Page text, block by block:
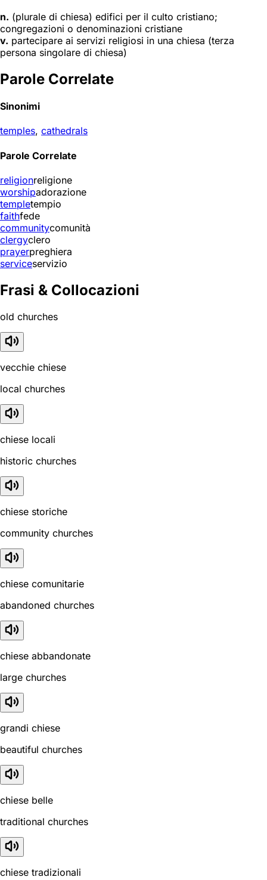
n. (plurale di chiesa) edifici per il culto cristiano;
congregazioni o denominazioni cristiane
v. partecipare ai servizi religiosi in una chiesa (terza
persona singolare di chiesa)
Parole Correlate
Sinonimi
temples, cathedrals
Parole Correlate
religionreligione
worshipadorazione
templetempio
faithfede
communitycomunità
clergyclero
prayerpreghiera
serviceservizio
Frasi & Collocazioni
old churches
vecchie chiese
local churches
chiese locali
historic churches
chiese storiche
community churches
chiese comunitarie
abandoned churches
chiese abbandonate
large churches
grandi chiese
beautiful churches
chiese belle
traditional churches
chiese tradizionali